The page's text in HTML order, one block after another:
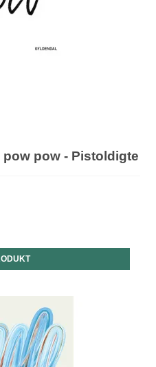
pow - Pistoldigte